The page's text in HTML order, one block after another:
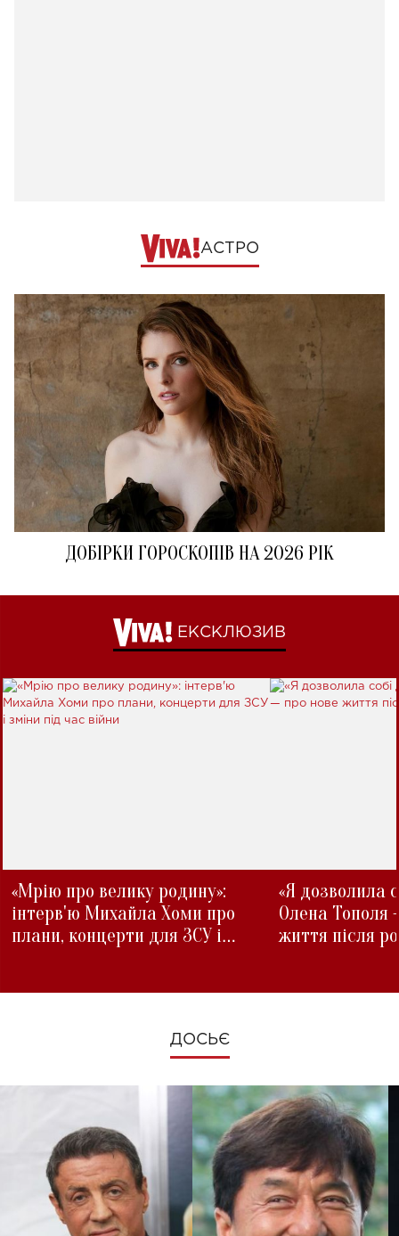
АСТРО
ДОБІРКИ ГОРОСКОПІВ НА 2026 РІК
ЕКСКЛЮЗИВ
«Мрію про велику родину»:
інтерв'ю Михайла Хоми про
плани, концерти для ЗСУ і
«Я дозволила
Олена Тополя
життя після
ДОСЬЄ